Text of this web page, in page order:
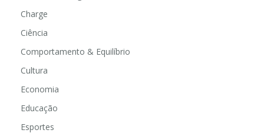
Charge
Ciência
Comportamento & Equilíbrio
Cultura
Economia
Educação
Esportes